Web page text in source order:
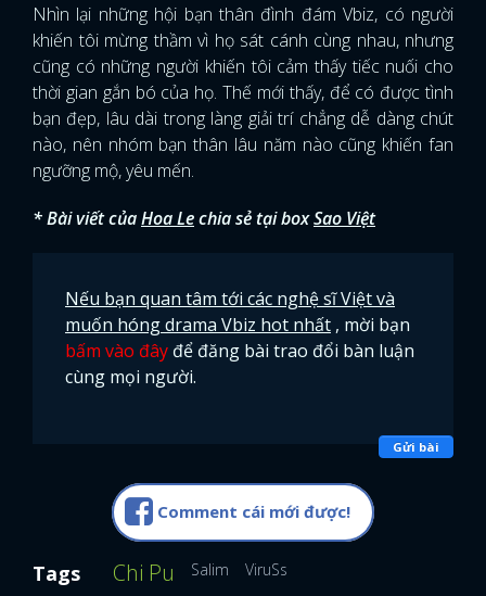
Nhìn lại những hội bạn thân đình đám Vbiz, có người
khiến tôi mừng thầm vì họ sát cánh cùng nhau, nhưng
cũng có những người khiến tôi cảm thấy tiếc nuối cho
thời gian gắn bó của họ. Thế mới thấy, để có được tình
bạn đẹp, lâu dài trong làng giải trí chẳng dễ dàng chút
nào, nên nhóm bạn thân lâu năm nào cũng khiến fan
ngưỡng mộ, yêu mến.
* Bài viết củaHoa Lechia sẻ tại boxSao Việt
Nếu bạn quan tâm tới các nghệ sĩ Việt và
muốn hóng drama Vbiz hot nhất , mời bạn
bấm vào đây để đăng bài trao đổi bàn luận
cùng mọi người.
Gửi bài
Comment cái mới được!
Tags Chi Pu Salim ViruSs